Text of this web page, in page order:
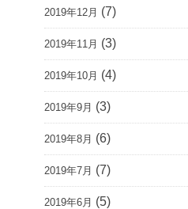
2019年12月 (7)
2019年11月 (3)
2019年10月 (4)
2019年9月 (3)
2019年8月 (6)
2019年7月 (7)
2019年6月 (5)